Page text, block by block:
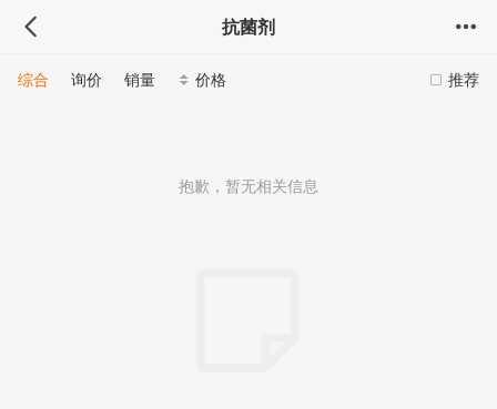
抗菌剂
推荐
综合 询价 销量 价格
抱歉，暂无相关信息